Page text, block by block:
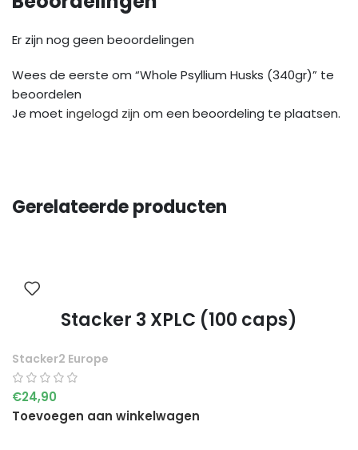
Er zijn nog geen beoordelingen
Wees de eerste om “Whole Psyllium Husks (340gr)” te
beoordelen
Je moet ingelogd zijn om een beoordeling te plaatsen.
Gerelateerde producten
Stacker 3 XPLC (100 caps)
Stacker2 Europe
€24,90
Toevoegen aan winkelwagen